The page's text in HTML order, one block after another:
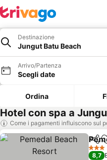
Destinazione
Jungut Batu Beach
Arrivo/Partenza
Scegli date
Ordina
Hotel con spa a
Come i pagamenti influiscono sul
3 Stelle
8,7